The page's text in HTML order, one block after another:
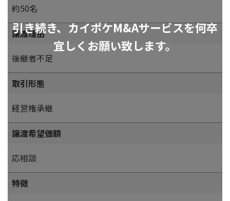
引き続き、カイポケM&Aサービスを何卒
宜しくお願い致します。
約50名
譲渡理由
後継者不足
取引形態
経営権承継
譲渡希望価額
応相談
特徴